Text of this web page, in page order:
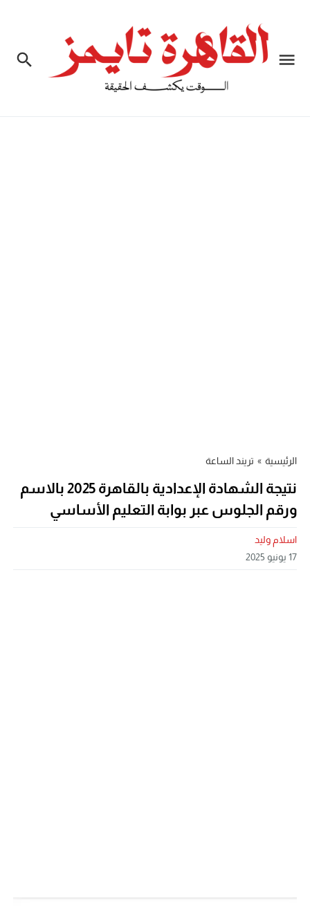
الرئيسية » تريند الساعة
نتيجة الشهادة الإعدادية بالقاهرة 2025 بالاسم
ورقم الجلوس عبر بوابة التعليم الأساسي
اسلام وليد
17 يونيو 2025